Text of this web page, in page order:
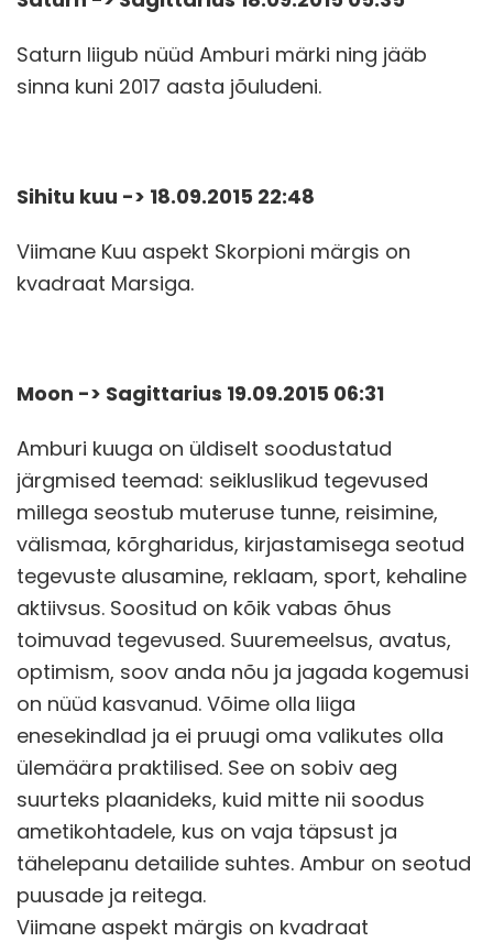
Saturn liigub nüüd Amburi märki ning jääb
sinna kuni 2017 aasta jõuludeni.
Sihitu kuu -> 18.09.2015 22:48
Viimane Kuu aspekt Skorpioni märgis on
kvadraat Marsiga.
Moon -> Sagittarius 19.09.2015 06:31
Amburi kuuga on üldiselt soodustatud
järgmised teemad: seikluslikud tegevused
millega seostub muteruse tunne, reisimine,
välismaa, kõrgharidus, kirjastamisega seotud
tegevuste alusamine, reklaam, sport, kehaline
aktiivsus. Soositud on kõik vabas õhus
toimuvad tegevused. Suuremeelsus, avatus,
optimism, soov anda nõu ja jagada kogemusi
on nüüd kasvanud. Võime olla liiga
enesekindlad ja ei pruugi oma valikutes olla
ülemäära praktilised. See on sobiv aeg
suurteks plaanideks, kuid mitte nii soodus
ametikohtadele, kus on vaja täpsust ja
tähelepanu detailide suhtes. Ambur on seotud
puusade ja reitega.
Viimane aspekt märgis on kvadraat